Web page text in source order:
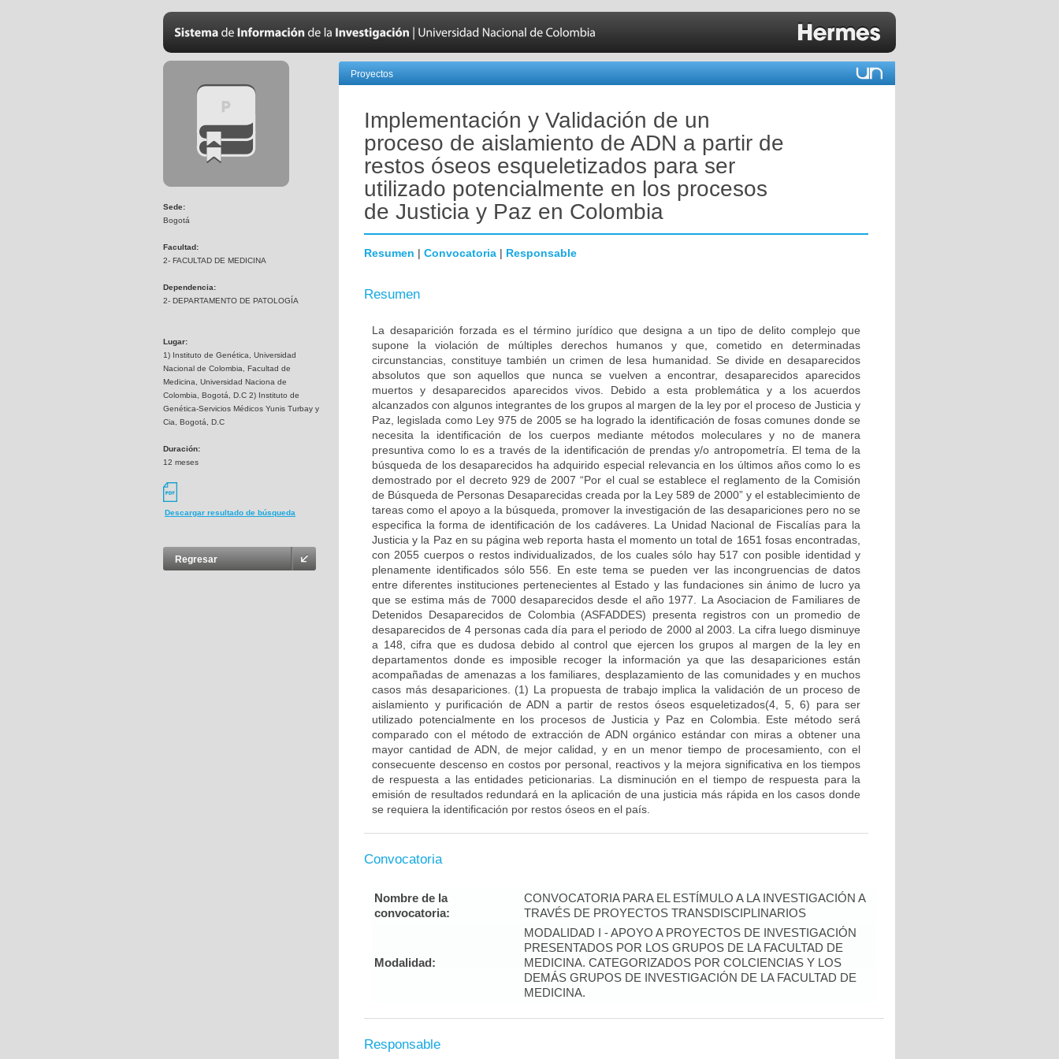
Sede:
Bogotá
Facultad:
2- FACULTAD DE MEDICINA
Dependencia:
2- DEPARTAMENTO DE PATOLOGÍA
Lugar:
1) Instituto de Genética, Universidad
Nacional de Colombia, Facultad de
Medicina, Universidad Naciona de
Colombia, Bogotá, D.C 2) Instituto de
Genética-Servicios Médicos Yunis Turbay y
Cia, Bogotá, D.C
Duración:
12 meses
Descargar resultado de búsqueda
Regresar
Proyectos
Implementación y Validación de un
proceso de aislamiento de ADN a partir de
restos óseos esqueletizados para ser
utilizado potencialmente en los procesos
de Justicia y Paz en Colombia
Resumen | Convocatoria | Responsable
Resumen
La desaparición forzada es el término jurídico que designa a un tipo de delito complejo que
supone la violación de múltiples derechos humanos y que, cometido en determinadas
circunstancias, constituye también un crimen de lesa humanidad. Se divide en desaparecidos
absolutos que son aquellos que nunca se vuelven a encontrar, desaparecidos aparecidos
muertos y desaparecidos aparecidos vivos. Debido a esta problemática y a los acuerdos
alcanzados con algunos integrantes de los grupos al margen de la ley por el proceso de Justicia y
Paz, legislada como Ley 975 de 2005 se ha logrado la identificación de fosas comunes donde se
necesita la identificación de los cuerpos mediante métodos moleculares y no de manera
presuntiva como lo es a través de la identificación de prendas y/o antropometría. El tema de la
búsqueda de los desaparecidos ha adquirido especial relevancia en los últimos años como lo es
demostrado por el decreto 929 de 2007 “Por el cual se establece el reglamento de la Comisión
de Búsqueda de Personas Desaparecidas creada por la Ley 589 de 2000” y el establecimiento de
tareas como el apoyo a la búsqueda, promover la investigación de las desapariciones pero no se
especifica la forma de identificación de los cadáveres. La Unidad Nacional de Fiscalías para la
Justicia y la Paz en su página web reporta hasta el momento un total de 1651 fosas encontradas,
con 2055 cuerpos o restos individualizados, de los cuales sólo hay 517 con posible identidad y
plenamente identificados sólo 556. En este tema se pueden ver las incongruencias de datos
entre diferentes instituciones pertenecientes al Estado y las fundaciones sin ánimo de lucro ya
que se estima más de 7000 desaparecidos desde el año 1977. La Asociacion de Familiares de
Detenidos Desaparecidos de Colombia (ASFADDES) presenta registros con un promedio de
desaparecidos de 4 personas cada día para el periodo de 2000 al 2003. La cifra luego disminuye
a 148, cifra que es dudosa debido al control que ejercen los grupos al margen de la ley en
departamentos donde es imposible recoger la información ya que las desapariciones están
acompañadas de amenazas a los familiares, desplazamiento de las comunidades y en muchos
casos más desapariciones. (1) La propuesta de trabajo implica la validación de un proceso de
aislamiento y purificación de ADN a partir de restos óseos esqueletizados(4, 5, 6) para ser
utilizado potencialmente en los procesos de Justicia y Paz en Colombia. Este método será
comparado con el método de extracción de ADN orgánico estándar con miras a obtener una
mayor cantidad de ADN, de mejor calidad, y en un menor tiempo de procesamiento, con el
consecuente descenso en costos por personal, reactivos y la mejora significativa en los tiempos
de respuesta a las entidades peticionarias. La disminución en el tiempo de respuesta para la
emisión de resultados redundará en la aplicación de una justicia más rápida en los casos donde
se requiera la identificación por restos óseos en el país.
Convocatoria
Nombre de la
convocatoria:
CONVOCATORIA PARA EL ESTÍMULO A LA INVESTIGACIÓN A
TRAVÉS DE PROYECTOS TRANSDISCIPLINARIOS
Modalidad:
MODALIDAD I - APOYO A PROYECTOS DE INVESTIGACIÓN
PRESENTADOS POR LOS GRUPOS DE LA FACULTAD DE
MEDICINA. CATEGORIZADOS POR COLCIENCIAS Y LOS
DEMÁS GRUPOS DE INVESTIGACIÓN DE LA FACULTAD DE
MEDICINA.
Responsable